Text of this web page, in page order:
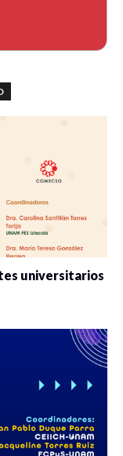
universitarios